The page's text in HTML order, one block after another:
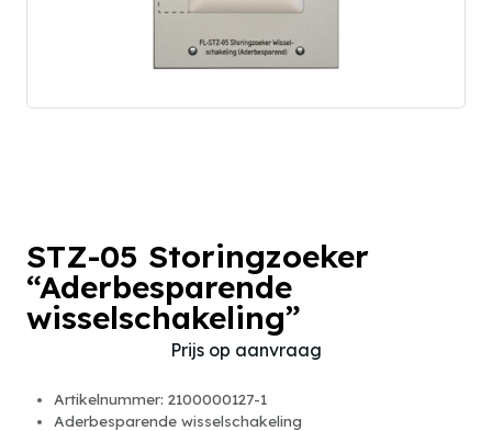
STZ-05 Storingzoeker
“Aderbesparende
wisselschakeling”
Prijs op aanvraag
Artikelnummer: 2100000127-1
Aderbesparende wisselschakeling